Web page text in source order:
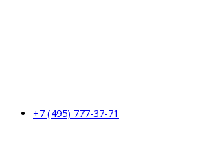
+7 (495) 777-37-71